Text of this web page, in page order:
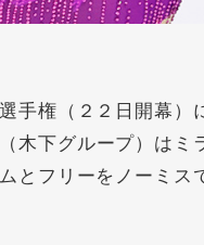
権（２２日開幕）
木下グループ）はミ
とフリーをノーミス